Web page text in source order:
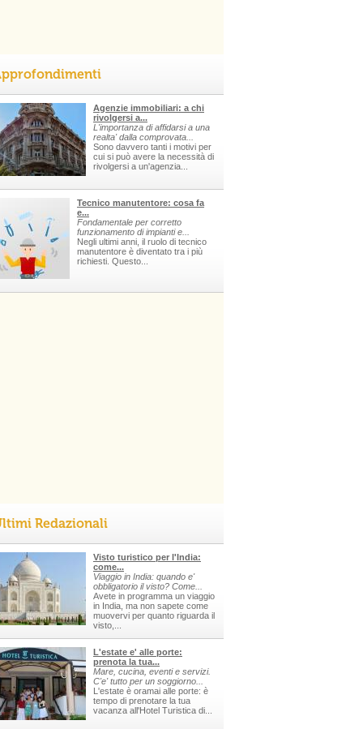
Agenzie immobiliari: a chi
rivolgersi a...
L'importanza di affidarsi a una
realta' dalla comprovata...
Sono davvero tanti i motivi per
cui si può avere la necessità di
rivolgersi a un'agenzia...
Tecnico manutentore: cosa fa
e...
Fondamentale per corretto
funzionamento di impianti e...
Negli ultimi anni, il ruolo di tecnico
manutentore è diventato tra i più
richiesti. Questo...
Redazionali
Visto turistico per l'India:
come...
Viaggio in India: quando e'
obbligatorio il visto? Come...
Avete in programma un viaggio
in India, ma non sapete come
muovervi per quanto riguarda il
visto,...
L'estate e' alle porte:
prenota la tua...
Mare, cucina, eventi e servizi.
C'e' tutto per un soggiorno...
L'estate è oramai alle porte: è
tempo di prenotare la tua
vacanza all'Hotel Turistica di...